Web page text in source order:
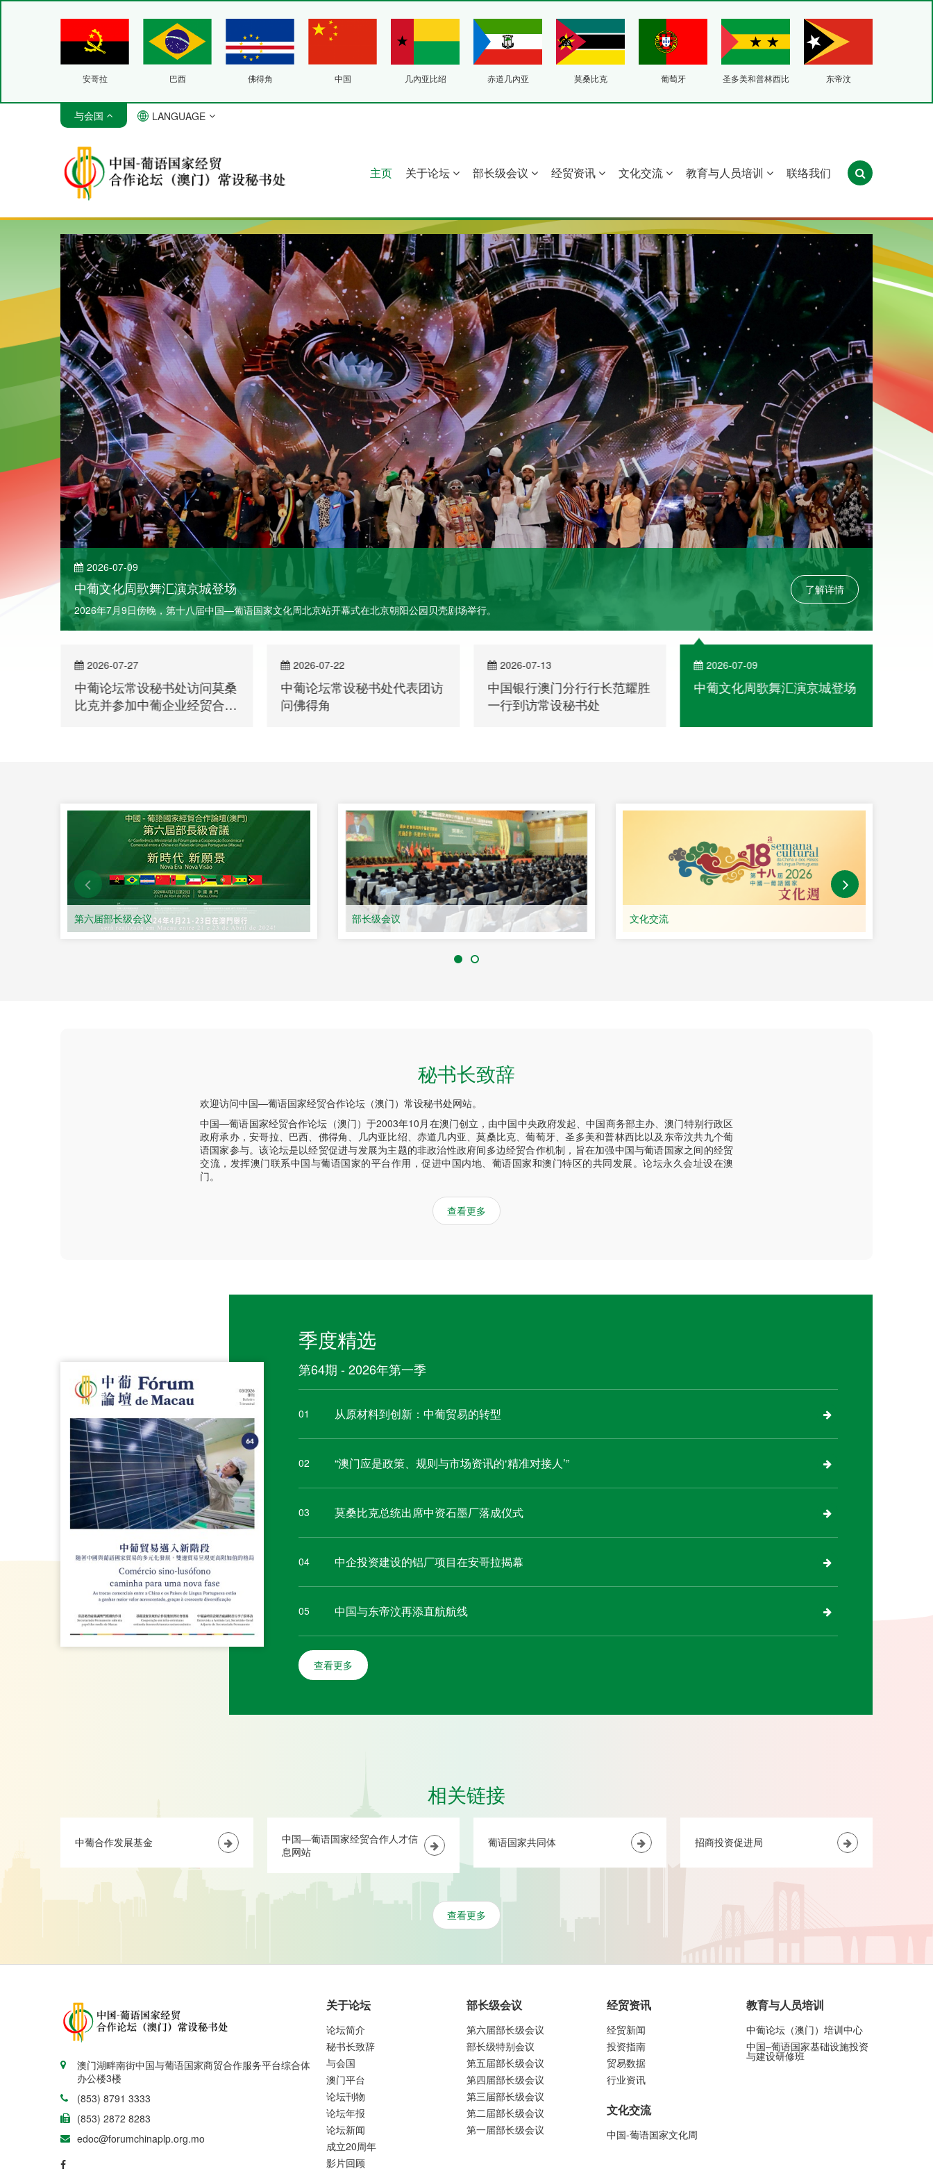
安哥拉 巴西 佛得角 中国 几內亚比绍 赤道几內亚 莫桑比克 葡萄牙 圣多美和普林西比 东帝汶
与会国 LANGUAGE
主页 关于论坛 部长级会议 经贸资讯 文化交流 教育与人员培训 联络我们
解详情
2026-07-09
中葡文化周歌舞汇演京城登场
2026年7月9日傍晚，第十八届中国—葡语国家文化周北京站开幕式在北京朝阳公园贝壳剧场举行。
了解详情
2026-07-27
中葡论坛常设秘书处访问莫桑
比克并参加中葡企业经贸合作
2026-07-22
中葡论坛常设秘书处代表团访
问佛得角
2026-07-13
中国银行澳门分行行长范耀胜
一行到访常设秘书处
2026-07-09
中葡文化周歌舞汇演京城登场
第六届部长级会议 部长级会议 文化交流
秘书长致辞
欢迎访问中国—葡语国家经贸合作论坛（澳门）常设秘书处网站。
中国—葡语国家经贸合作论坛（澳门）于2003年10月在澳门创立，由中国中央政府发起、中国商务部主办、澳门特别行政区
政府承办，安哥拉、巴西、佛得角、几内亚比绍、赤道几内亚、莫桑比克、葡萄牙、圣多美和普林西比以及东帝汶共九个葡
语国家参与。该论坛是以经贸促进与发展为主题的非政治性政府间多边经贸合作机制，旨在加强中国与葡语国家之间的经贸
交流，发挥澳门联系中国与葡语国家的平台作用，促进中国内地、葡语国家和澳门特区的共同发展。论坛永久会址设在澳
门。
查看更多
季度精选
第64期 - 2026年第一季
01 从原材料到创新：中葡贸易的转型
02 “澳门应是政策、规则与市场资讯的‘精准对接人’”
03 莫桑比克总统出席中资石墨厂落成仪式
04 中企投资建设的铝厂项目在安哥拉揭幕
05 中国与东帝汶再添直航航线
查看更多
相关链接
中葡合作发展基金
中国—葡语国家经贸合作人才信
息网站
葡语国家共同体 招商投资促进局
查看更多
澳门湖畔南街中国与葡语国家商贸合作服务平台综合体
办公楼3楼
(853) 8791 3333
(853) 2872 8283
edoc@forumchinaplp.org.mo
关于论坛
论坛简介
秘书长致辞
与会国
澳门平台
论坛刊物
论坛年报
论坛新闻
成立20周年
影片回顾
部长级会议
第六届部长级会议
部长级特别会议
第五届部长级会议
第四届部长级会议
第三届部长级会议
第二届部长级会议
第一届部长级会议
经贸资讯
经贸新闻
投资指南
贸易数据
行业资讯
文化交流
中国-葡语国家文化周
教育与人员培训
中葡论坛（澳门）培训中心
中国–葡语国家基础设施投资
与建设研修班